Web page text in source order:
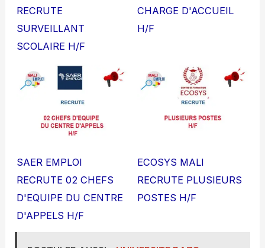
RECRUTE
SURVEILLANT
SCOLAIRE H/F
CHARGE D'ACCUEIL
H/F
SAER EMPLOI
RECRUTE 02 CHEFS
D'EQUIPE DU CENTRE
D'APPELS H/F
ECOSYS MALI
RECRUTE PLUSIEURS
POSTES H/F